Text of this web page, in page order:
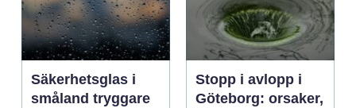
Säkerhetsglas i
småland tryggare
Stopp i avlopp i
Göteborg: orsaker,